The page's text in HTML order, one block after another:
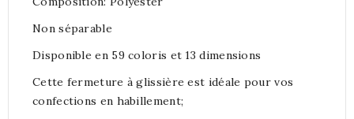
Non séparable
Disponible en 59 coloris et 13 dimensions
Cette fermeture à glissière est idéale pour vos
confections en habillement;